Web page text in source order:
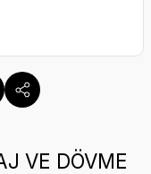
VE DÖVME